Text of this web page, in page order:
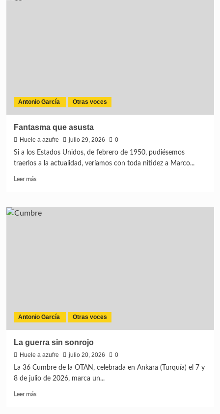
Antonio García Otras voces
Fantasma que asusta
Huele a azufre julio 29, 2026
0
Si a los Estados Unidos, de febrero de 1950, pudiésemos
traerlos a la actualidad, veríamos con toda nitidez a Marco...
Leer más
Antonio García Otras voces
La guerra sin sonrojo
Huele a azufre julio 20, 2026
0
La 36 Cumbre de la OTAN, celebrada en Ankara (Turquía) el 7 y
8 de julio de 2026, marca un...
Leer más